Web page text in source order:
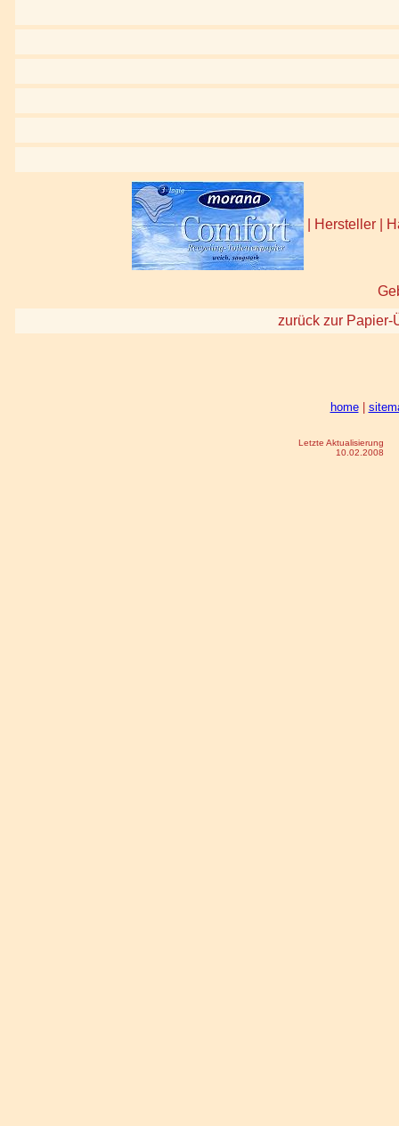
| Hersteller |
zurück zur Papier-
home|
Letzte Aktualisierung
10.02.2008